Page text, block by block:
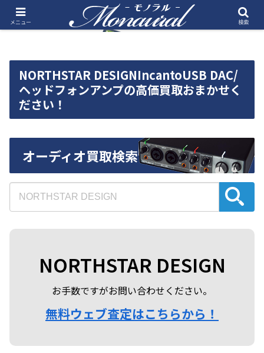
NORTHSTAR DESIGNIncantoUSB DAC/
ヘッドフォンアンプの高価買取おまかせく
ださい！
オーディオ買取検索
NORTHSTAR DESIGN
お手数ですがお問い合わせください。
無料ウェブ査定はこちらから！
メニュー 検索